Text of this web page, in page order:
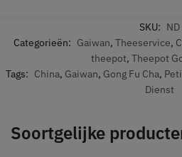
SKU: ND
Categorieën: Gaiwan, Theeservice,
theepot, Theepot
Tags: China, Gaiwan, Gong Fu Cha,
Dienst
Soortgelijke